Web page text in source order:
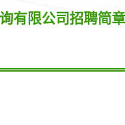
有限公司招聘简章